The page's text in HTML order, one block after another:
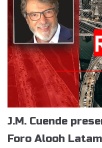
J.M. Cuende
Foro Alooh Latam